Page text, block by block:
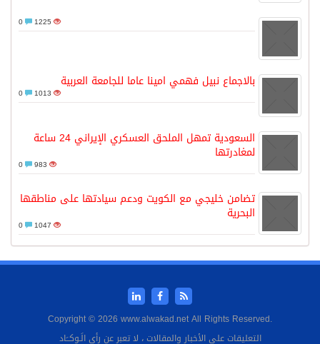
1225
بالاجماع نبيل فهمي امينا عاما للجامعة العربية
1013
السعودية تمهل الملحق العسكري الإيراني 24 ساعة
لمغادرتها
983
تضامن خليجي مع الكويت ودعم سيادتها على مناطقها
البحرية
1047
Copyright © 2026 www.alwakad.net All Rights Reserved.
التعليقات على الأخبار والمقالات ، لا تعبر عن رأي الَـوكــَاد